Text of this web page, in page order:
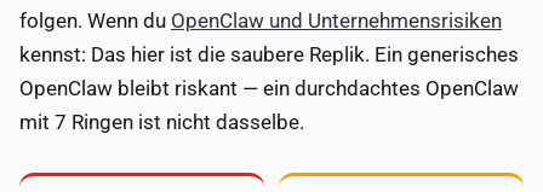
folgen. Wenn du OpenClaw und Unternehmensrisiken
kennst: Das hier ist die saubere Replik. Ein generisches
OpenClaw bleibt riskant — ein durchdachtes OpenClaw
mit 7 Ringen ist nicht dasselbe.